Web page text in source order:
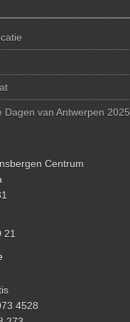
Dagen van Antwerpen 2025
Centrum
21
4528